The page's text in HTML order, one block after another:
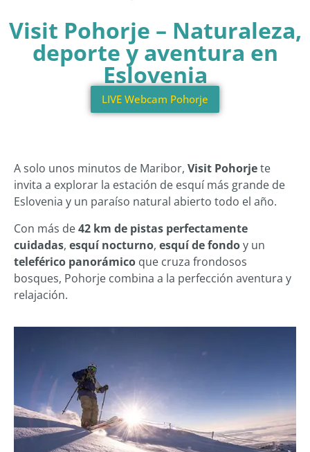
Visit Pohorje – Naturaleza,
deporte y aventura en
Eslovenia
LIVE Webcam Pohorje
A solo unos minutos de Maribor, Visit Pohorjete
invita a explorar la estación de esquí más grande de
Eslovenia y un paraíso natural abierto todo el año.
Con más de42 km de pistas perfectamente
cuidadas, esquí nocturno, esquí de fondoy un
teleférico panorámico que cruza frondosos
bosques, Pohorje combina a la perfección aventura y
relajación.